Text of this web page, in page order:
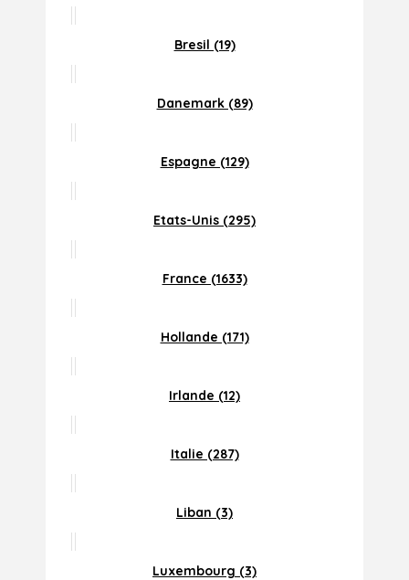
Bresil (19)
Danemark (89)
Espagne (129)
Etats-Unis (295)
France (1633)
Hollande (171)
Irlande (12)
Italie (287)
Liban (3)
Luxembourg (3)